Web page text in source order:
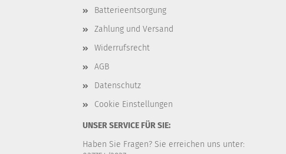
Batterieentsorgung
Zahlung und Versand
Widerrufsrecht
AGB
Datenschutz
Cookie Einstellungen
UNSER SERVICE FÜR SIE:
Haben Sie Fragen? Sie erreichen uns unter: